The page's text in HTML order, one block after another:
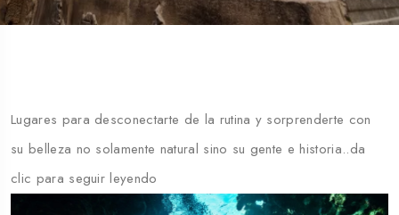
Lugares para desconectarte de la rutina y sorprenderte con
su belleza no solamente natural sino su gente e historia..da
clic para seguir leyendo